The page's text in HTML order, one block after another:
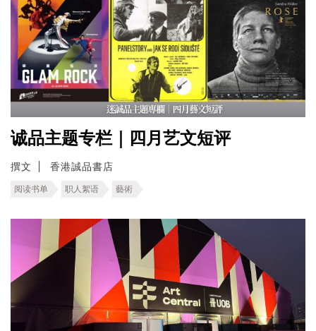
诚品主题专栏｜四月艺文短评
撰文 香港誠品書店
阅读书单 职人絮语 藝術